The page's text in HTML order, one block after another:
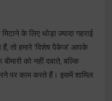
के लिए थोड़ा ज़्यादा गहराई
हैं, तो हमारे 'विशेष पैकेज' आपके
को नहीं दबाते, बल्कि
पर काम करते हैं। इसमें शामिल